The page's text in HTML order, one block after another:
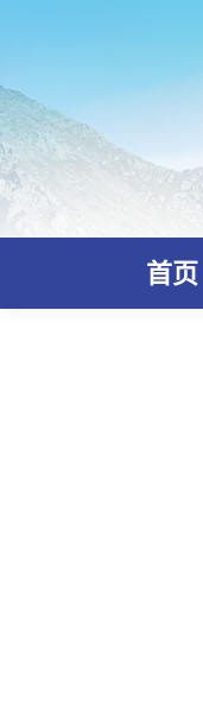
首页